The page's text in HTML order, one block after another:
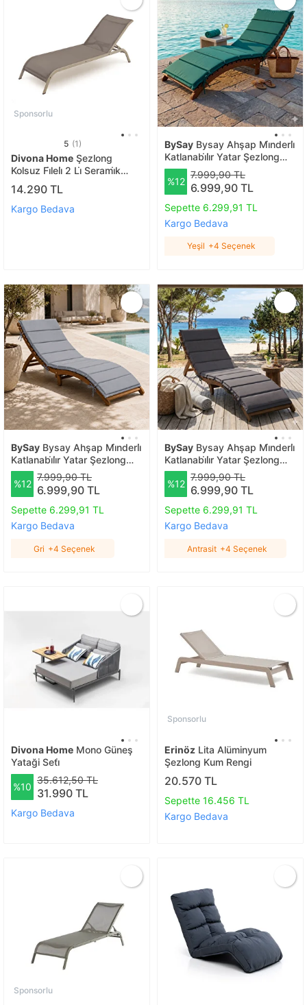
Sponsorlu
5 (1)
Divona Home Şezlong
Kolsuz Fi̇leli̇ 2 Li̇ Serami̇k
Renk
14.290 TL
Kargo Bedava
BySay Bysay Ahşap Mi̇nderli̇
Katlanabi̇li̇r Yatar Şezlong
Taşinabi̇li̇r Plaj Yataği (cevi̇z-
yeşi̇l) Yeşil
%12
7.999,90 TL
6.999,90 TL
Sepette 6.299,91 TL
Kargo Bedava
Yeşil +4 Seçenek
BySay Bysay Ahşap Mi̇nderli̇
Katlanabi̇li̇r Yatar Şezlong
Taşinabi̇li̇r Plaj Yataği (cevi̇z-
gri̇) Gri
%12
7.999,90 TL
6.999,90 TL
Sepette 6.299,91 TL
Kargo Bedava
Gri +4 Seçenek
BySay Bysay Ahşap Mi̇nderli̇
Katlanabi̇li̇r Yatar Şezlong
Taşinabi̇li̇r Plaj Yataği (cevi̇z-
antrasi̇t) Antrasit
%12
7.999,90 TL
6.999,90 TL
Sepette 6.299,91 TL
Kargo Bedava
Antrasit +4 Seçenek
Divona Home Mono Güneş
Yataği Seti̇
%10
35.612,50 TL
31.990 TL
Kargo Bedava
Sponsorlu
Erinöz Lita Alüminyum
Şezlong Kum Rengi
20.570 TL
Sepette 16.456 TL
Kargo Bedava
Sponsorlu